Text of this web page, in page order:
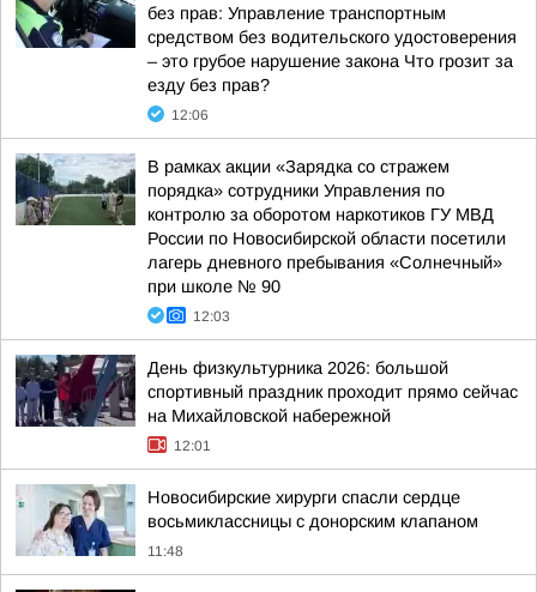
без прав: Управление транспортным
средством без водительского удостоверения
– это грубое нарушение закона Что грозит за
езду без прав?
12:06
В рамках акции «Зарядка со стражем
порядка» сотрудники Управления по
контролю за оборотом наркотиков ГУ МВД
России по Новосибирской области посетили
лагерь дневного пребывания «Солнечный»
при школе № 90
12:03
День физкультурника 2026: большой
спортивный праздник проходит прямо сейчас
на Михайловской набережной
12:01
Новосибирские хирурги спасли сердце
восьмиклассницы с донорским клапаном
11:48